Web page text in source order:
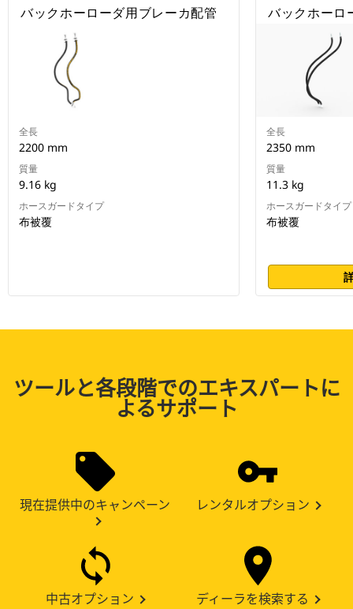
バックホーローダ用ブレーカ配管
全長
2200 mm
質量
9.16 kg
ホースガードタイプ
布被覆
バックホーロ
全長
2350 mm
質量
11.3 kg
ホースガードタイプ
布被覆
ツールと各段階でのエキスパートに
よるサポート
現在提供中のキャンペーン レンタルオプション
中古オプション ディーラを検索する